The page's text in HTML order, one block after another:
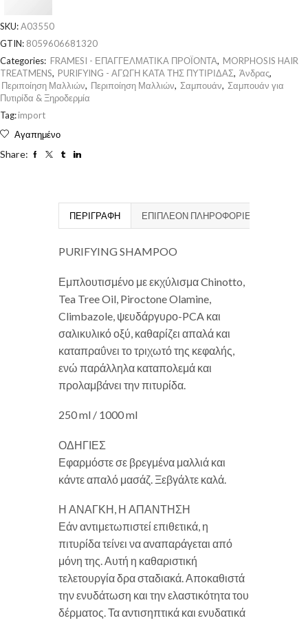
SKU:A03550
GTIN: 8059606681320
Categories: FRAMESI - ΕΠΑΓΓΕΛΜΑΤΙΚΑ ΠΡΟΪΟΝΤΑ, MORPHOSIS HAIR
TREATMENS, PURIFYING - ΑΓΩΓΗ ΚΑΤΑ ΤΗΣ ΠΥΤΙΡΙΔΑΣ, Άνδρας,
Περιποίηση Μαλλιών, Περιποίηση Μαλλιών, Σαμπουάν, Σαμπουάν για
Πυτιρίδα & Ξηροδερμία
Tag:import
Αγαπημένο
Share:
ΠΕΡΙΓΡΑΦΉ ΕΠΙΠΛΈΟΝ ΠΛΗΡΟΦΟΡΊΕΣ
PURIFYING SHAMPOO
Εμπλουτισμένο με εκχύλισμα Chinotto,
Tea Tree Oil, Piroctone Olamine,
Climbazole, ψευδάργυρο-PCA και
σαλικυλικό οξύ, καθαρίζει απαλά και
καταπραΰνει το τριχωτό της κεφαλής,
ενώ παράλληλα καταπολεμά και
προλαμβάνει την πιτυρίδα.
250 ml / 1000 ml
ΟΔΗΓΙΕΣ
Εφαρμόστε σε βρεγμένα μαλλιά και
κάντε απαλό μασάζ. Ξεβγάλτε καλά.
Η ΑΝΑΓΚΗ, Η ΑΠΑΝΤΗΣΗ
Εάν αντιμετωπιστεί επιθετικά, η
πιτυρίδα τείνει να αναπαράγεται από
μόνη της. Αυτή η καθαριστική
τελετουργία δρα σταδιακά. Αποκαθιστά
την ενυδάτωση και την ελαστικότητα του
δέρματος. Τα αντισηπτικά και ενυδατικά